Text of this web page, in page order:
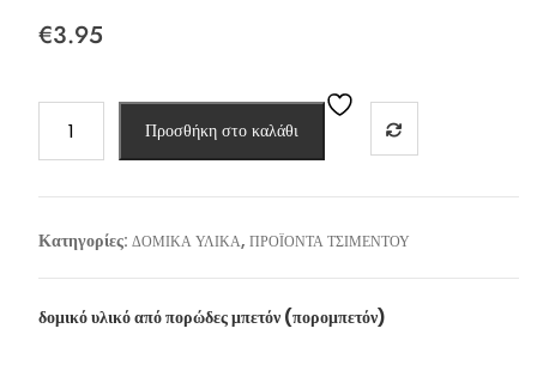
€3.95
ΣΥΣΤΗΜΑ
60-
25-
ποσότητα
Προσθήκη στο καλάθι
Κατηγορίες: ΔΟΜΙΚΑ ΥΛΙΚΑ, ΠΡΟΪΟΝΤΑ ΤΣΙΜΕΝΤΟΥ
δομικό υλικό από πορώδες μπετόν (πορομπετόν)